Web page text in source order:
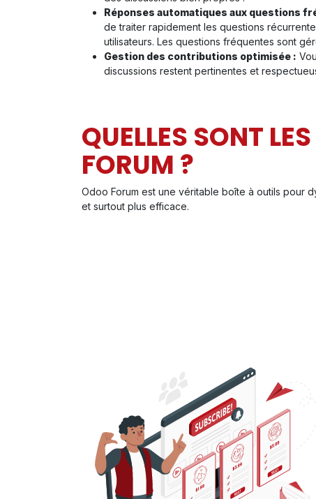
Réponses automatiques aux questions
de traiter rapidement les questions
utilisateurs. Les questions fréquentes sont
Gestion des contributions optimisée :
discussions restent pertinentes et
QUELLES SONT
FORUM ?
Odoo Forum est une véritable boîte à outils pour
et surtout plus efficace.